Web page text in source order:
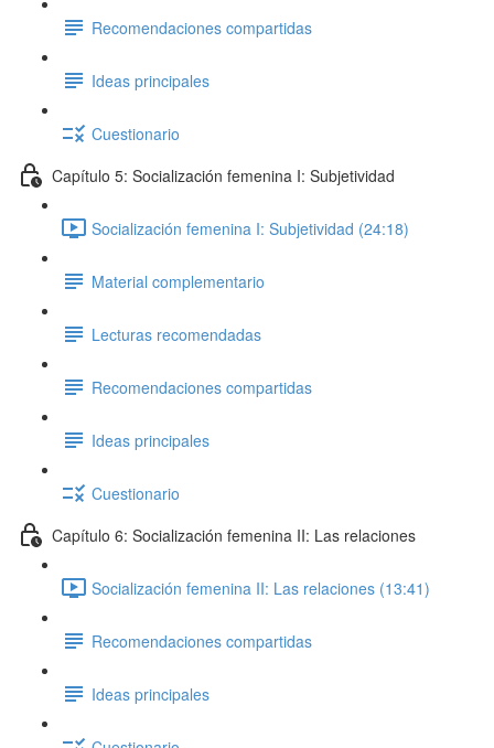
Recomendaciones compartidas
Ideas principales
Cuestionario
Capítulo 5: Socialización femenina I: Subjetividad
Socialización femenina I: Subjetividad (24:18)
Material complementario
Lecturas recomendadas
Recomendaciones compartidas
Ideas principales
Cuestionario
Capítulo 6: Socialización femenina II: Las relaciones
Socialización femenina II: Las relaciones (13:41)
Recomendaciones compartidas
Ideas principales